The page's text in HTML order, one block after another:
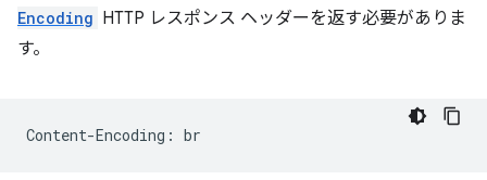
Encoding HTTP レスポンス ヘッダーを返す必要がありま
す。